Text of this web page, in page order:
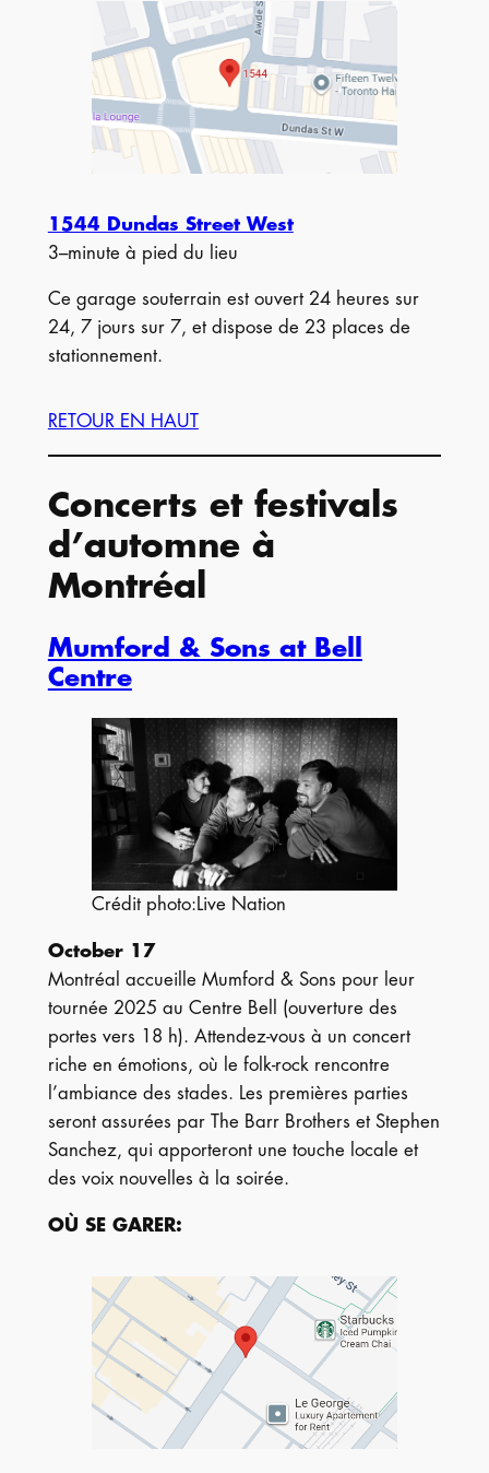
1544 Dundas Street West
3–minute à pied du lieu
Ce garage souterrain est ouvert 24 heures sur
24, 7 jours sur 7, et dispose de 23 places de
stationnement.
RETOUR EN HAUT
Concerts et festivals
d’automne à
Montréal
Mumford & Sons at Bell
Centre
Crédit photo:Live Nation
October 17
Montréal accueille Mumford & Sons pour leur
tournée 2025 au Centre Bell (ouverture des
portes vers 18 h). Attendez-vous à un concert
riche en émotions, où le folk-rock rencontre
l’ambiance des stades. Les premières parties
seront assurées par The Barr Brothers et Stephen
Sanchez, qui apporteront une touche locale et
des voix nouvelles à la soirée.
OÙ SE GARER: